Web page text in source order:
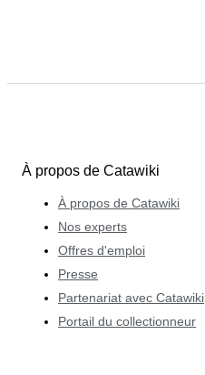
À propos de Catawiki
À propos de Catawiki
Nos experts
Offres d'emploi
Presse
Partenariat avec Catawiki
Portail du collectionneur